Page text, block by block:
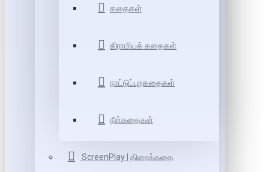
கதைகள்
கிராமியக் கதைகள்
நாட்டுப்புறகதைகள்
நீள்கதைகள்
ScreenPlay | திரைக்கதை